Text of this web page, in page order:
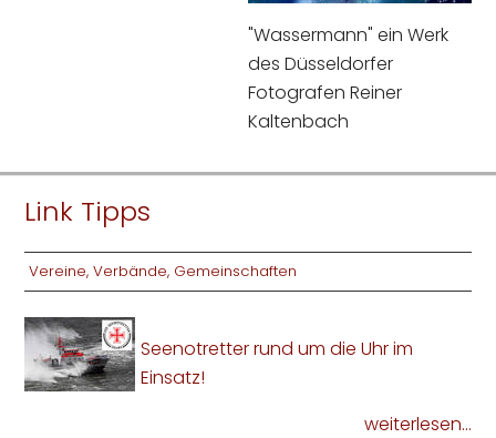
"Wassermann" ein Werk
des Düsseldorfer
Fotografen Reiner
Kaltenbach
Link Tipps
Vereine, Verbände, Gemeinschaften
Seenotretter rund um die Uhr im
Einsatz!
weiterlesen...